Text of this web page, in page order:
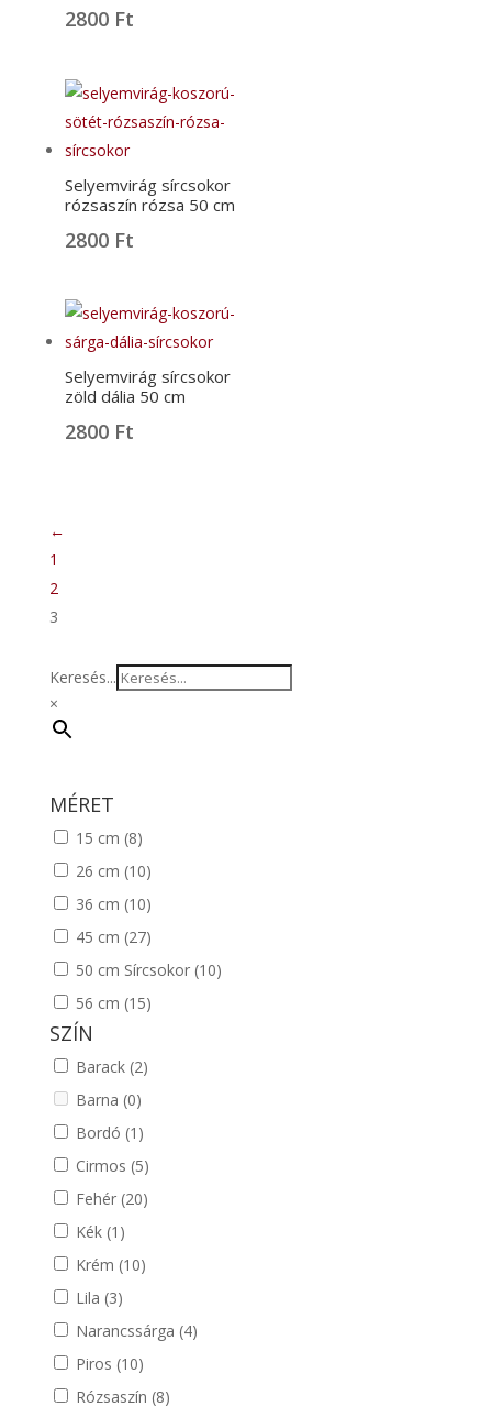
2800 Ft
Selyemvirág sírcsokor
rózsaszín rózsa 50 cm
2800 Ft
Selyemvirág sírcsokor
zöld dália 50 cm
2800 Ft
←
1
2
3
Keresés...
×
MÉRET
15 cm (8)
26 cm (10)
36 cm (10)
45 cm (27)
50 cm Sírcsokor (10)
56 cm (15)
SZÍN
Barack (2)
Barna (0)
Bordó (1)
Cirmos (5)
Fehér (20)
Kék (1)
Krém (10)
Lila (3)
Narancssárga (4)
Piros (10)
Rózsaszín (8)